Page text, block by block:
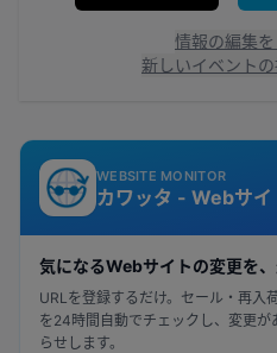
情報の編集
新しいイベント
WEBSITE MONITOR
カワッタ - Webサイ
気になるWebサイトの変更を
URLを登録するだけ。セール・再入
を24時間自動でチェックし、変更
らせします。